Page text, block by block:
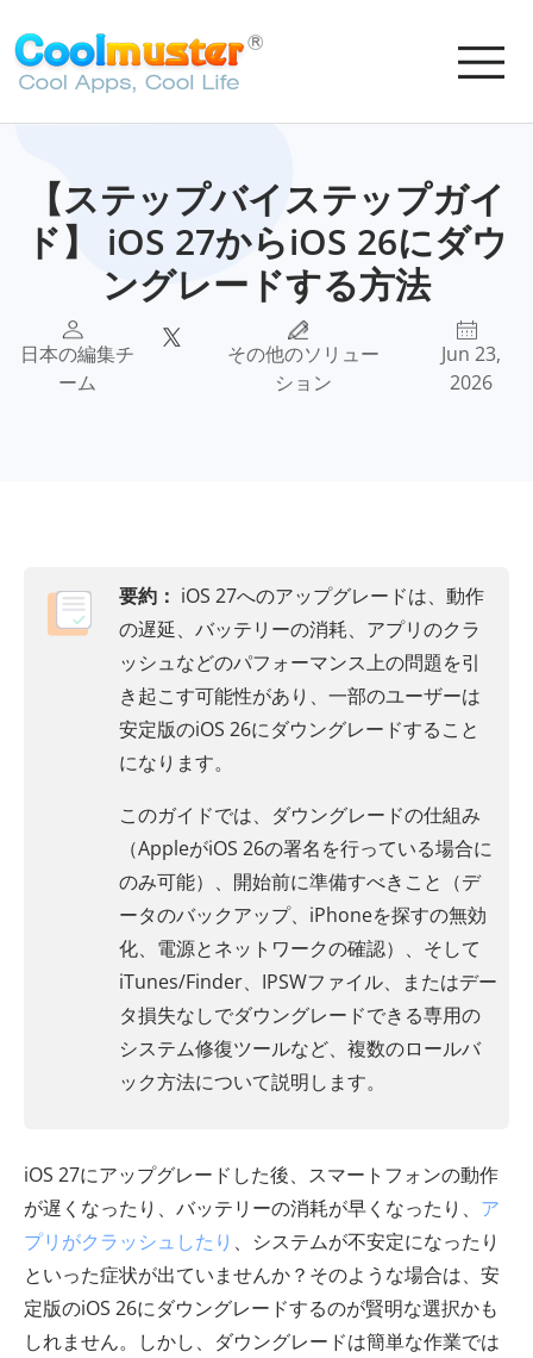
【ステップバイステップガイ
ド】 iOS 27からiOS 26にダウ
ングレードする方法
日本の編集チ
ーム
その他のソリュー
ション
Jun 23,
2026
要約： iOS 27へのアップグレードは、動作
の遅延、バッテリーの消耗、アプリのクラ
ッシュなどのパフォーマンス上の問題を引
き起こす可能性があり、一部のユーザーは
安定版のiOS 26にダウングレードすること
になります。
このガイドでは、ダウングレードの仕組み
（AppleがiOS 26の署名を行っている場合に
のみ可能）、開始前に準備すべきこと（デ
ータのバックアップ、iPhoneを探すの無効
化、電源とネットワークの確認）、そして
iTunes/Finder、IPSWファイル、またはデー
タ損失なしでダウングレードできる専用の
システム修復ツールなど、複数のロールバ
ック方法について説明します。
iOS 27にアップグレードした後、スマートフォンの動作
が遅くなったり、バッテリーの消耗が早くなったり、 ア
プリがクラッシュしたり 、システムが不安定になったり
といった症状が出ていませんか？そのような場合は、安
定版のiOS 26にダウングレードするのが賢明な選択かも
しれません。しかし、ダウングレードは簡単な作業では